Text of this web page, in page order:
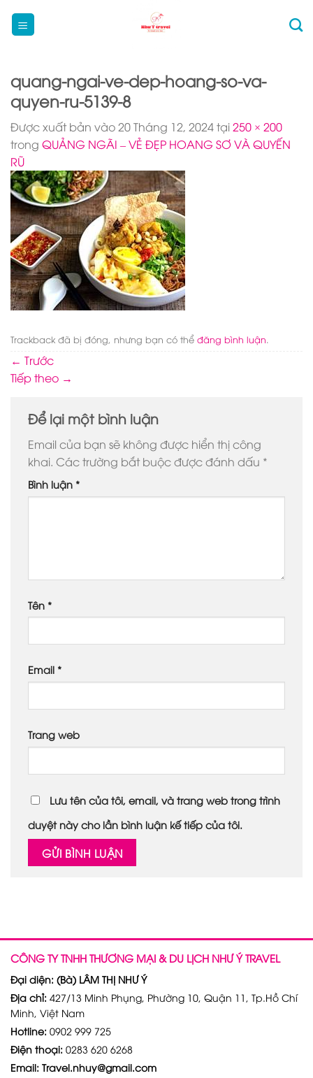
qua
quang-ngai-ve-dep-hoang-so-va-
quyen-ru-5139-8
Được xuất bản vào20 Tháng 12, 2024tại 250 × 200
trong QUẢNG NGÃI – VẺ ĐẸP HOANG SƠ VÀ QUYẾN
RŨ
Trackback đã bị đóng, nhưng bạn có thể đăng bình luận
← Trước
Tiếp theo →
Để lại một bình luận
Email của bạn sẽ không được hiển thị công
khai. Các trường bắt buộc được đánh dấu *
Bình luận *
Tên *
Email *
Trang web
Lưu tên của tôi, email, và trang web trong trình
duyệt này cho lần bình luận kế tiếp của tôi.
CÔNG TY TNHH THƯƠNG MẠI & DU LỊCH NHƯ Ý TRAVEL
Đại diện: (Bà) LÂM THỊ NHƯ Ý
Địa chỉ: 427/13 Minh Phụng, Phường 10, Quận 11, Tp.Hồ Chí
Minh, Việt Nam
Hotline: 0902 999 725
Điện thoại: 0283 620 6268
Email: Travel.nhuy@gmail.com